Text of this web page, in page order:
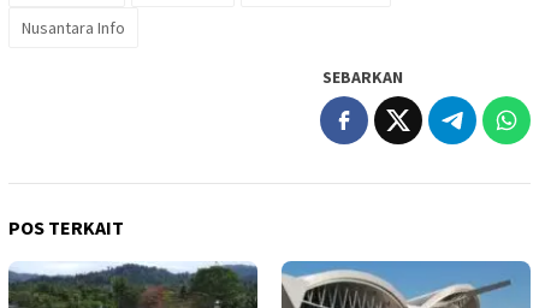
Nusantara Info
SEBARKAN
POS TERKAIT